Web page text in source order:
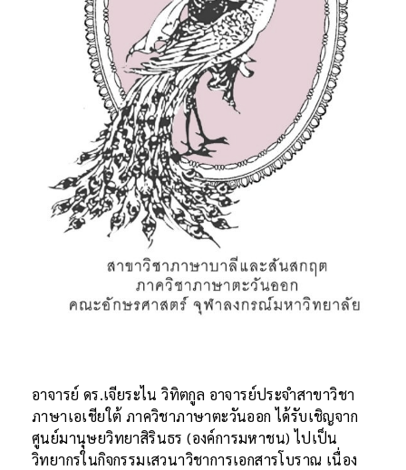
อาจารย์ ดร.เจียระไน วิทิตกูล อาจารย์ประจำสาขาวิชา
ภาษาเอเชียใต้ ภาควิชาภาษาตะวันออก ได้รับเชิญจาก
ศูนย์มานุษยวิทยาสิรินธร (องค์การมหาชน) ไปเป็น
วิทยากรในกิจกรรมเสวนาวิชาการเอกสารโบราณ เนื่อง